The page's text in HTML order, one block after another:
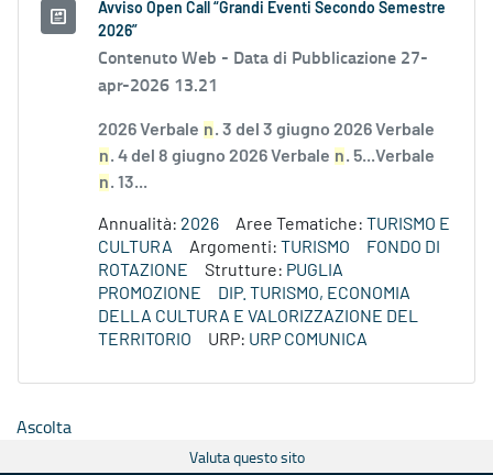
Avviso Open Call “Grandi Eventi Secondo Semestre
2026”
Contenuto Web - Data di Pubblicazione 27-
apr-2026 13.21
2026 Verbale n. 3 del 3 giugno 2026 Verbale
n. 4 del 8 giugno 2026 Verbale n. 5...Verbale
n. 13...
Annualità: 2026 Aree Tematiche: TURISMO E
CULTURA
Argomenti: TURISMO
FONDO DI
ROTAZIONE
Strutture: PUGLIA
PROMOZIONE
DIP. TURISMO, ECONOMIA
DELLA CULTURA E VALORIZZAZIONE DEL
TERRITORIO
URP: URP COMUNICA
Ascolta
Valuta questo sito